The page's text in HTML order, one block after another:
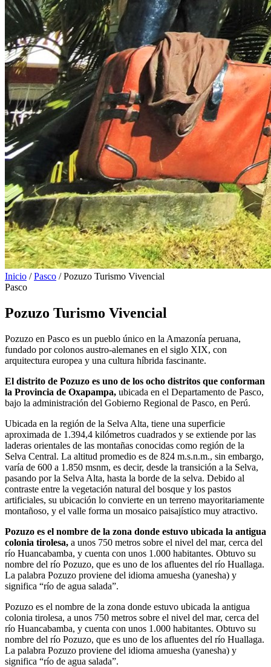
Inicio / Pasco / Pozuzo Turismo Vivencial
Pasco
Pozuzo Turismo Vivencial
Pozuzo en Pasco es un pueblo único en la Amazonía peruana,
fundado por colonos austro-alemanes en el siglo XIX, con
arquitectura europea y una cultura híbrida fascinante.
El distrito de Pozuzo es uno de los ocho distritos que conforman
la Provincia de Oxapampa, ubicada en el Departamento de Pasco,
bajo la administración del Gobierno Regional de Pasco, en Perú.
Ubicada en la región de la Selva Alta, tiene una superficie
aproximada de 1.394,4 kilómetros cuadrados y se extiende por las
laderas orientales de las montañas conocidas como región de la
Selva Central. La altitud promedio es de 824 m.s.n.m., sin embargo,
varía de 600 a 1.850 msnm, es decir, desde la transición a la Selva,
pasando por la Selva Alta, hasta la borde de la selva. Debido al
contraste entre la vegetación natural del bosque y los pastos
artificiales, su ubicación lo convierte en un terreno mayoritariamente
montañoso, y el valle forma un mosaico paisajístico muy atractivo.
Pozuzo es el nombre de la zona donde estuvo ubicada la antigua
colonia tirolesa, a unos 750 metros sobre el nivel del mar, cerca del
río Huancabamba, y cuenta con unos 1.000 habitantes. Obtuvo su
nombre del río Pozuzo, que es uno de los afluentes del río Huallaga.
La palabra Pozuzo proviene del idioma amuesha (yanesha) y
significa “río de agua salada”.
Pozuzo es el nombre de la zona donde estuvo ubicada la antigua
colonia tirolesa, a unos 750 metros sobre el nivel del mar, cerca del
río Huancabamba, y cuenta con unos 1.000 habitantes. Obtuvo su
nombre del río Pozuzo, que es uno de los afluentes del río Huallaga.
La palabra Pozuzo proviene del idioma amuesha (yanesha) y
significa “río de agua salada”.